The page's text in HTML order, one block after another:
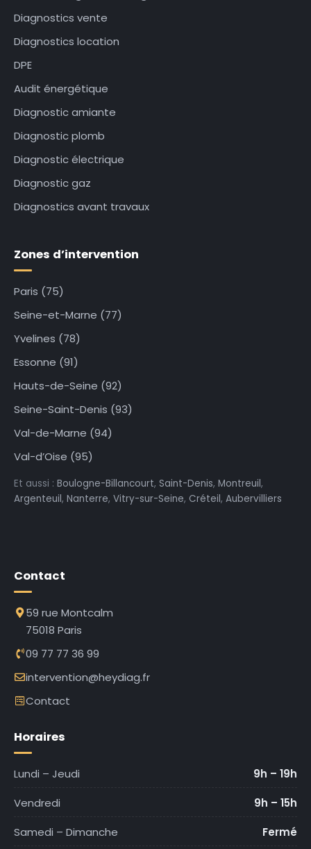
Diagnostics vente
Diagnostics location
DPE
Audit énergétique
Diagnostic amiante
Diagnostic plomb
Diagnostic électrique
Diagnostic gaz
Diagnostics avant travaux
Zones d’intervention
Paris (75)
Seine-et-Marne (77)
Yvelines (78)
Essonne (91)
Hauts-de-Seine (92)
Seine-Saint-Denis (93)
Val-de-Marne (94)
Val-d’Oise (95)
Et aussi : Boulogne-Billancourt, Saint-Denis, Montreuil,
Argenteuil, Nanterre, Vitry-sur-Seine, Créteil, Aubervilliers
Contact
59 rue Montcalm
75018 Paris
09 77 77 36 99
intervention@heydiag.fr
Contact
Horaires
Lundi – Jeudi
9h – 19h
Vendredi
9h – 15h
Samedi – Dimanche
Fermé